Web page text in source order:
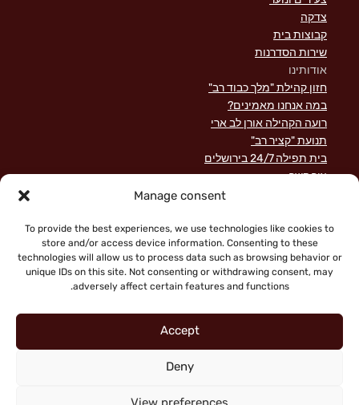
Manage consent
To provide the best experiences, we use technologies like cookies to
store and/or access device information. Consenting to these
technologies will allow us to process data such as browsing behavior or
unique IDs on this site. Not consenting or withdrawing consent, may
adversely affect certain features and functions.
Accept
Deny
צדקה
קבוצות בית
שירות הסדרנות
אודותינו
חזון קהילת "מלך כבוד רב"
במה אנחנו מאמינים?
רועה הקהילה אורן לב ארי
תנועת "קציר רב"
בית תפילה 24/7 בירושלים
צור קשר
השקפה מקראית על שירות לישראל
תרומות
"Faith working through love" (Galatians 5:6)